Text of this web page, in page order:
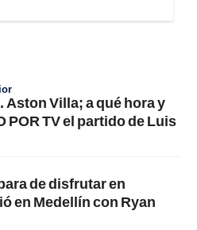
Aston Villa; a qué hora y
POR TV el partido de Luis
de disfrutar en
en Medellín con Ryan